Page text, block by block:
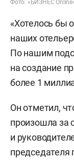
Фото: «БИЗНЕС
«Хотелось бы
наших
По нашим
на создание
более 1
Он отметил,
произошла за
и
председателя